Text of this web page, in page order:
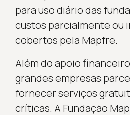
para uso diário das
custos parcialmente ou
cobertos pela Mapfre.
Além do apoio
grandes empresas
fornecer serviços
críticas. A Fundação